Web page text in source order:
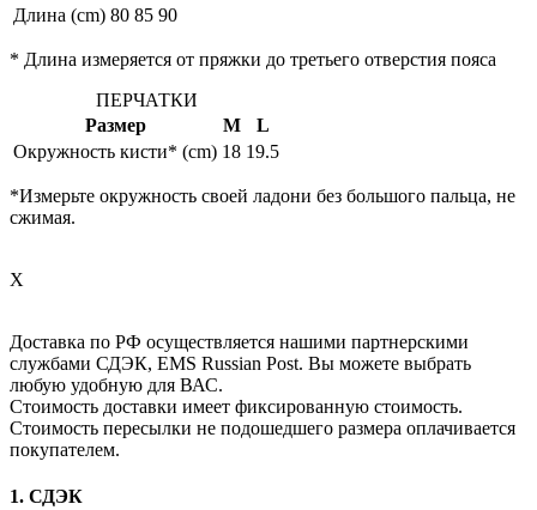
Длина (cm) 80 85 90
* Длина измеряется от пряжки до третьего отверстия пояса
ПЕРЧАТКИ
Размер
M
L
Окружность кисти* (cm) 18 19.5
*Измерьте окружность своей ладони без большого пальца, не
сжимая.
X
Доставка по РФ осуществляется нашими партнерскими
службами СДЭК, EMS Russian Post. Вы можете выбрать
любую удобную для ВАС.
Стоимость доставки имеет фиксированную стоимость.
Стоимость пересылки не подошедшего размера оплачивается
покупателем.
1. СДЭК